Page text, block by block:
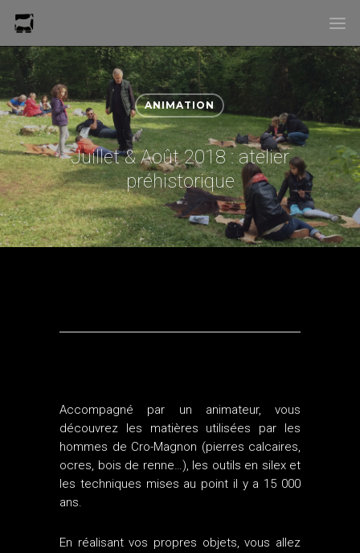
ANIMATION
Juillet & Août 2018 : atelier
préhistorique
Accompagné par un animateur, vous
découvrez les matières utilisées par les
hommes de Cro-Magnon (pierres calcaires,
ocres, bois de renne…), les outils en silex et
les techniques mises au point il y a 15 000
ans.
En réalisant vos propres objets, vous allez